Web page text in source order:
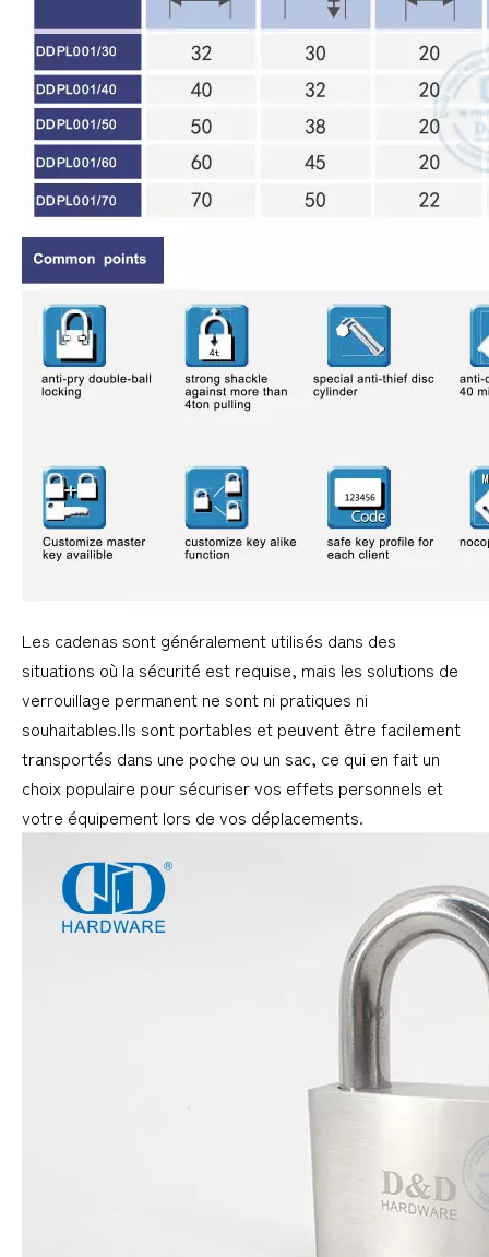
Les cadenas sont généralement utilisés dans des
situations où la sécurité est requise, mais les solutions de
verrouillage permanent ne sont ni pratiques ni
souhaitables.Ils sont portables et peuvent être facilement
transportés dans une poche ou un sac, ce qui en fait un
choix populaire pour sécuriser vos effets personnels et
votre équipement lors de vos déplacements.